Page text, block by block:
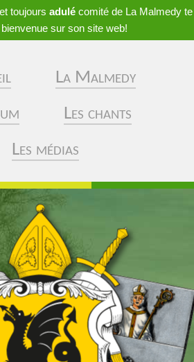
toujours adulécomité de La Malmedy te
sur son site web!
La Malmedy
Les chants
Les médias